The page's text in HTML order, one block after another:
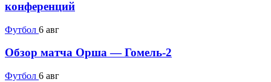
конференций
Футбол 6 авг
Обзор матча Орша — Гомель-2
Футбол 6 авг